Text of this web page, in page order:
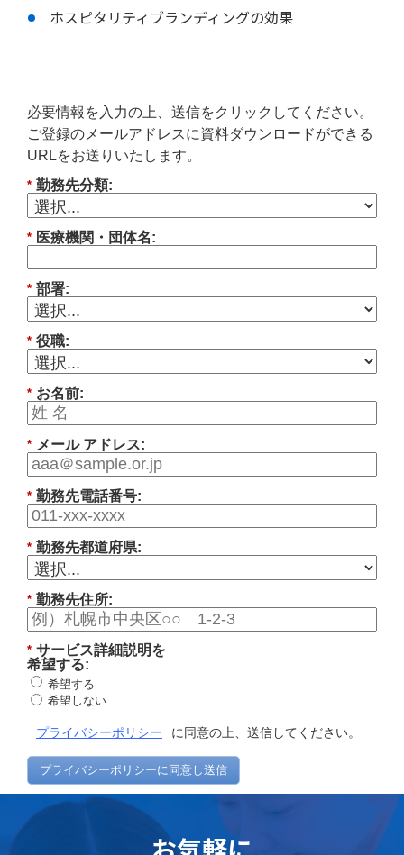
ホスピタリティブランディングの効果
必要情報を入力の上、送信をクリックしてください。
ご登録のメールアドレスに資料ダウンロードができる
URLをお送りいたします。
* 勤務先分類:
* 医療機関・団体名:
* 部署:
* 役職:
* お名前:
* メール アドレス:
* 勤務先電話番号:
* 勤務先都道府県:
* 勤務先住所:
* サービス詳細説明を
希望する:
希望する
希望しない
プライバシーポリシー に同意の上、送信してください。
プライバシーポリシーに同意し送信